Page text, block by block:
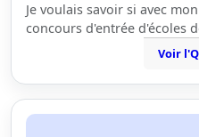
Je voulais savoir si avec
concours d'entrée d'écoles
Voir